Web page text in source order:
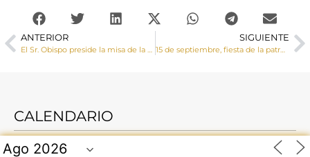
ANTERIOR
El Sr. Obispo preside la misa de la VIII Romería de las Parroquias del Alto Cigüela
SIGUIENTE
15 de septiembre, fiesta de la patrona de la Diócesis de Cuenca la Virgen de las Angustias
CALENDARIO